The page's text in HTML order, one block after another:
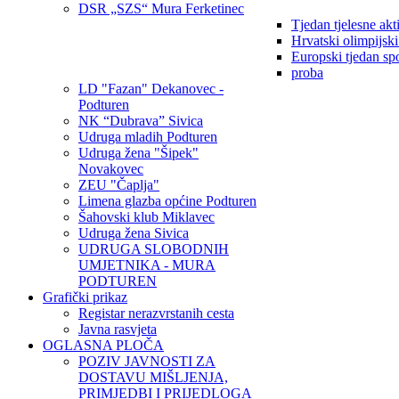
DSR „SZS“ Mura Ferketinec
Tjedan tjelesne
Hrvatski olimpijski
Europski tjedan
proba
LD "Fazan" Dekanovec -
Podturen
NK “Dubrava” Sivica
Udruga mladih Podturen
Udruga žena "Šipek"
Novakovec
ZEU "Čaplja"
Limena glazba općine Podturen
Šahovski klub Miklavec
Udruga žena Sivica
UDRUGA SLOBODNIH
UMJETNIKA - MURA
PODTUREN
Grafički prikaz
Registar nerazvrstanih cesta
Javna rasvjeta
OGLASNA PLOČA
POZIV JAVNOSTI ZA
DOSTAVU MIŠLJENJA,
PRIMJEDBI I PRIJEDLOGA